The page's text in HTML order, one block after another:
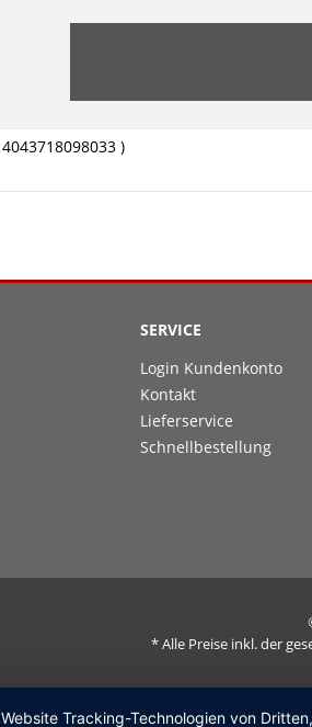
)
SERVICE
Login Kundenkonto
Kontakt
Lieferservice
Schnellbestellung
* Alle Preise inkl. der
Tracking-Technologien von